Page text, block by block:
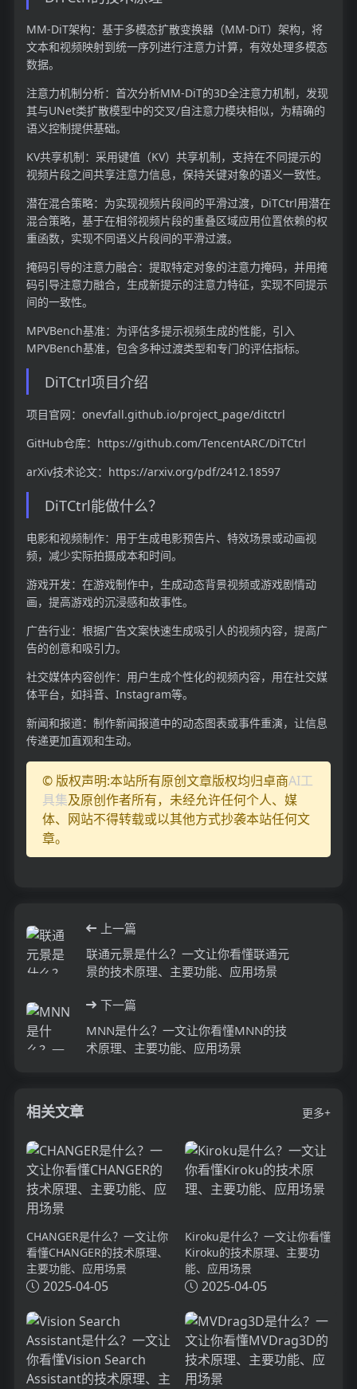
MM-DiT架构：基于多模态扩散变换器（MM-DiT）架构，将
文本和视频映射到统一序列进行注意力计算，有效处理多模态
数据。
注意力机制分析：首次分析MM-DiT的3D全注意力机制，发现
其与UNet类扩散模型中的交叉/自注意力模块相似，为精确的
语义控制提供基础。
KV共享机制：采用键值（KV）共享机制，支持在不同提示的
视频片段之间共享注意力信息，保持关键对象的语义一致性。
潜在混合策略：为实现视频片段间的平滑过渡，DiTCtrl用潜在
混合策略，基于在相邻视频片段的重叠区域应用位置依赖的权
重函数，实现不同语义片段间的平滑过渡。
掩码引导的注意力融合：提取特定对象的注意力掩码，并用掩
码引导注意力融合，生成新提示的注意力特征，实现不同提示
间的一致性。
MPVBench基准：为评估多提示视频生成的性能，引入
MPVBench基准，包含多种过渡类型和专门的评估指标。
DiTCtrl项目介绍
项目官网：onevfall.github.io/project_page/ditctrl
GitHub仓库：https://github.com/TencentARC/DiTCtrl
arXiv技术论文：https://arxiv.org/pdf/2412.18597
DiTCtrl能做什么？
电影和视频制作：用于生成电影预告片、特效场景或动画视
频，减少实际拍摄成本和时间。
游戏开发：在游戏制作中，生成动态背景视频或游戏剧情动
画，提高游戏的沉浸感和故事性。
广告行业：根据广告文案快速生成吸引人的视频内容，提高广
告的创意和吸引力。
社交媒体内容创作：用户生成个性化的视频内容，用在社交媒
体平台，如抖音、Instagram等。
新闻和报道：制作新闻报道中的动态图表或事件重演，让信息
传递更加直观和生动。
© 版权声明:本站所有原创文章版权均归卓商AI工
具集及原创作者所有，未经允许任何个人、媒
体、网站不得转载或以其他方式抄袭本站任何文
章。
上一篇
联通元景是什么？一文让你看懂联通元
景的技术原理、主要功能、应用场景
下一篇
MNN是什么？一文让你看懂MNN的技
术原理、主要功能、应用场景
相关文章 更多+
CHANGER是什么？一文让你
看懂CHANGER的技术原理、
主要功能、应用场景
2025-04-05
Kiroku是什么？一文让你看懂
Kiroku的技术原理、主要功
能、应用场景
2025-04-05